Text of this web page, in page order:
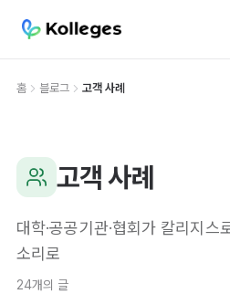
홈 블로그 고객 사례
고객 사례
대학·공공기관·협회가 칼리지
소리로
24개의 글